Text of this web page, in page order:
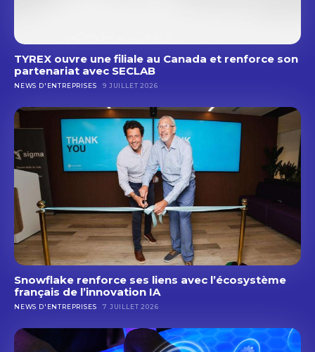
TYREX ouvre une filiale au Canada et renforce son
partenariat avec SECLAB
NEWS D'ENTREPRISES 9 JUILLET 2026
Snowflake renforce ses liens avec l’écosystème
français de l’innovation IA
NEWS D'ENTREPRISES 7 JUILLET 2026